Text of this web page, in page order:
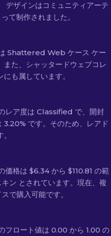
デザインはコミュニティアーテ
て制作されました。
Shattered Web ケース ケー
また、シャッタードウェブコレ
も属しています。
レア度は Classified で、開封
3.20% です。そのため、レアド
格は $6.34 から $110.81 の範
ン とされています。現在、複
で購入可能です。
ロート値は 0.00 から 1.00 の